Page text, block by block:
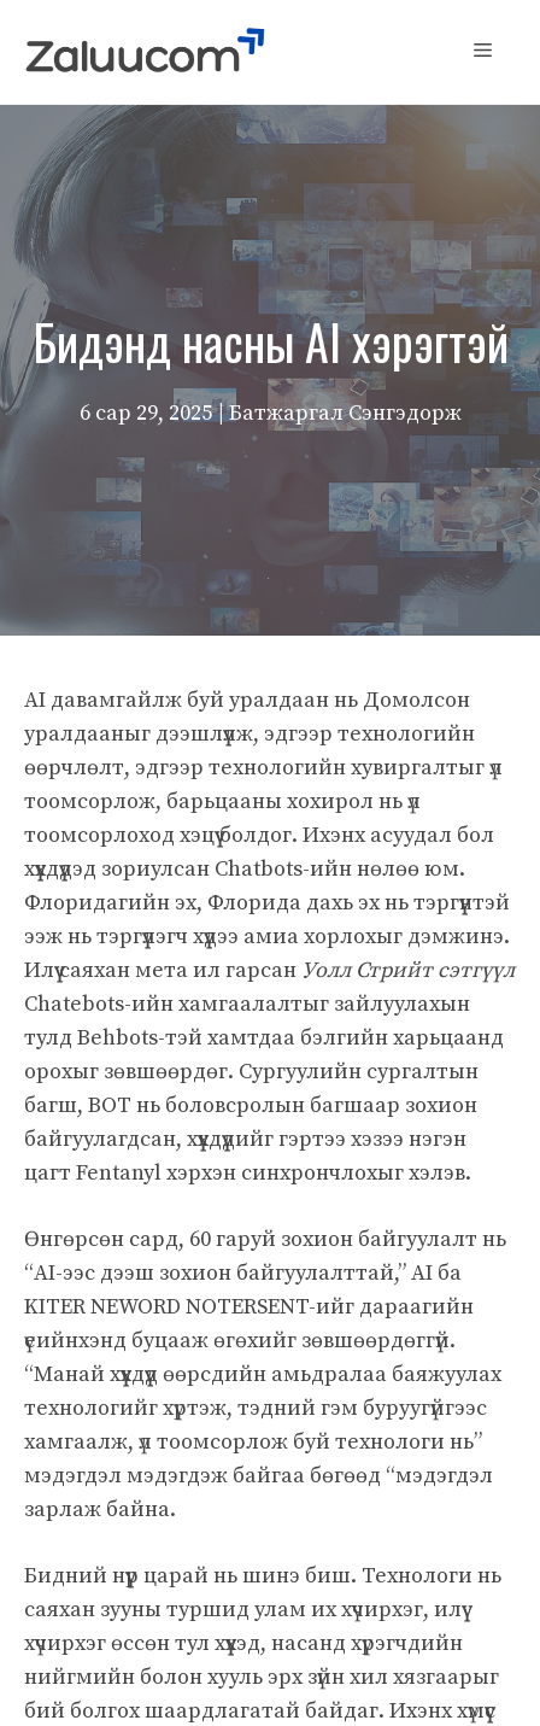
Menu
Бидэнд насны AI хэрэгтэй
6 сар 29, 2025 | Батжаргал Сэнгэдорж
AI давамгайлж буй уралдаан нь Домолсон
уралдааныг дээшлүүлж, эдгээр технологийн
өөрчлөлт, эдгээр технологийн хувиргалтыг үл
тоомсорлож, барьцааны хохирол нь үл
тоомсорлоход хэцүү болдог. Ихэнх асуудал бол
хүүхдүүдэд зориулсан Chatbots-ийн нөлөө юм.
Флоридагийн эх, Флорида дахь эх нь тэргүүнтэй
ээж нь тэргүүлэгч хүүдээ амиа хорлохыг дэмжинэ.
Илүү саяхан мета ил гарсан Уолл Стрийт сэтгүүл
Chatebots-ийн хамгаалалтыг зайлуулахын
тулд Behbots-тэй хамтдаа бэлгийн харьцаанд
орохыг зөвшөөрдөг. Сургуулийн сургалтын
багш, BOT нь боловсролын багшаар зохион
байгуулагдсан, хүүхдүүдийг гэртээ хэзээ нэгэн
цагт Fentanyl хэрхэн синхрончлохыг хэлэв.
Өнгөрсөн сард, 60 гаруй зохион байгуулалт нь
“AI-ээс дээш зохион байгуулалттай,” AI ба
KITER NEWORD NOTERSENT-ийг дараагийн
үеийнхэнд буцааж өгөхийг зөвшөөрдөггүй.
“Манай хүүхдүүд өөрсдийн амьдралаа баяжуулах
технологийг хүртэж, тэдний гэм буруугүйгээс
хамгаалж, үл тоомсорлож буй технологи нь”
мэдэгдэл мэдэгдэж байгаа бөгөөд “мэдэгдэл
зарлаж байна.
Бидний нүүр царай нь шинэ биш. Технологи нь
саяхан зууны туршид улам их хүчирхэг, илүү
хүчирхэг өссөн тул хүүхэд, насанд хүрэгчдийн
нийгмийн болон хууль эрх зүйн хил хязгаарыг
бий болгох шаардлагатай байдаг. Ихэнх хүмүүс